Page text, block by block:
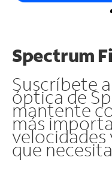
Spectrum
Suscríbete
óptica de
mantente
más
que